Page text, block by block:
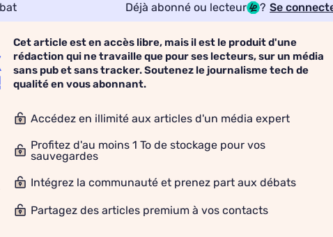
Déjà abonné ou lecteur ? Se
Cet article est en accès libre, mais il est le produit d'une
rédaction qui ne travaille que pour ses lecteurs, sur un média
sans pub et sans tracker. Soutenez le journalisme tech de
qualité en vous abonnant.
Accédez en illimité aux articles d'un média expert
Profitez d'au moins 1 To de stockage pour vos
sauvegardes
Intégrez la communauté et prenez part aux débats
Partagez des articles premium à vos contacts